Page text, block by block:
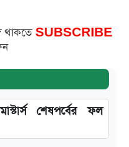
থাকতে SUBSCRIBE
শেষপর্বের ফল